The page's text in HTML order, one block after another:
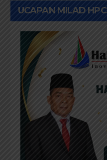
UCAPAN MILAD HPC